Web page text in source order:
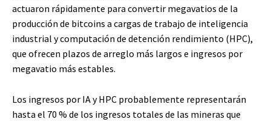
actuaron rápidamente para convertir megavatios de la
producción de bitcoins a cargas de trabajo de inteligencia
industrial y computación de detención rendimiento (HPC),
que ofrecen plazos de arreglo más largos e ingresos por
megavatio más estables.
Los ingresos por IA y HPC probablemente representarán
hasta el 70 % de los ingresos totales de las mineras que